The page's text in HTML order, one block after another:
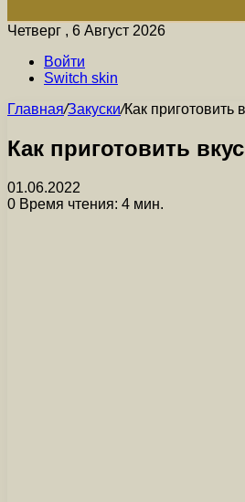
Четверг , 6 Август 2026
Войти
Switch skin
Главная/Закуски/Как приготовить
Как приготовить
01.06.2022
0 Время чтения: 4 мин.